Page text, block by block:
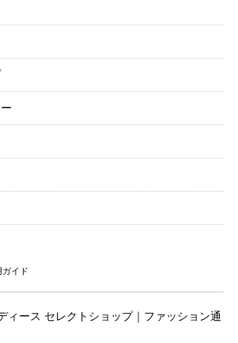
ガイド
ィース セレクトショップ｜ファッション通